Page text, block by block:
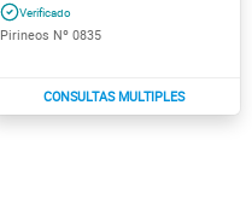
Pirineos Nº 0835